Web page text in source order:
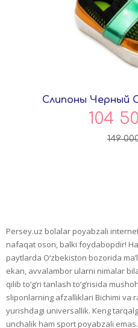
Слипоны Черный
104
149
Persey.uz bolalar poyabzali
nafaqat oson, balki foydabopdir!
paytlarda O‘zbekiston bozorida
ekan, avvalambor ularni nimalar
qilib to‘g‘ri tanlash to‘g‘risida
sliponlarning afzalliklari Bichimi va
yurishdagi universallik. Keng
unchalik ham sport poyabzali emas.